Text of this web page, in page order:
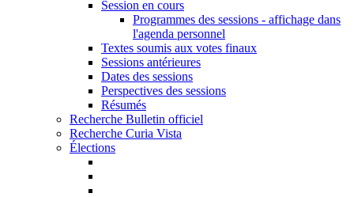
Session en cours
Programmes des sessions - affichage dans
l'agenda personnel
Textes soumis aux votes finaux
Sessions antérieures
Dates des sessions
Perspectives des sessions
Résumés
Recherche Bulletin officiel
Recherche Curia Vista
Élections